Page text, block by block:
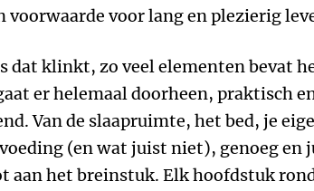
voorwaarde voor lang en plezierig
dat klinkt, zo veel elementen bevat
er helemaal doorheen, praktisch
Van de slaapruimte, het bed, je
(en wat juist niet), genoeg en
aan het breinstuk. Elk hoofdstuk